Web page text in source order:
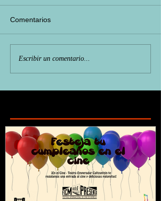
Comentarios
Escribir un comentario...